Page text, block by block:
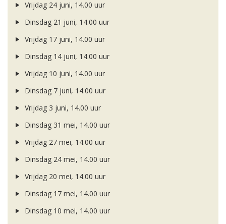
Vrijdag 24 juni, 14.00 uur
Dinsdag 21 juni, 14.00 uur
Vrijdag 17 juni, 14.00 uur
Dinsdag 14 juni, 14.00 uur
Vrijdag 10 juni, 14.00 uur
Dinsdag 7 juni, 14.00 uur
Vrijdag 3 juni, 14.00 uur
Dinsdag 31 mei, 14.00 uur
Vrijdag 27 mei, 14.00 uur
Dinsdag 24 mei, 14.00 uur
Vrijdag 20 mei, 14.00 uur
Dinsdag 17 mei, 14.00 uur
Dinsdag 10 mei, 14.00 uur